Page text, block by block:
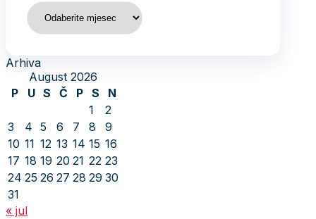
Arhiva
Arhiva
August 2026
P
U S Č P S
N
1
2
3
4 5 6 7 8
9
10 11 12 13 14 15 16
17 18 19 20 21 22 23
24 25 26 27 28 29 30
31
« jul